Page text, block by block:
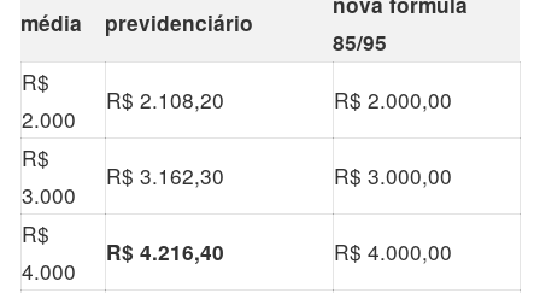
média
previdenciário
85/95
R$
2.000
R$ 2.108,20
R$ 2.000,00
R$
3.000
R$ 3.162,30
R$ 3.000,00
R$
4.000
R$ 4.216,40
R$ 4.000,00